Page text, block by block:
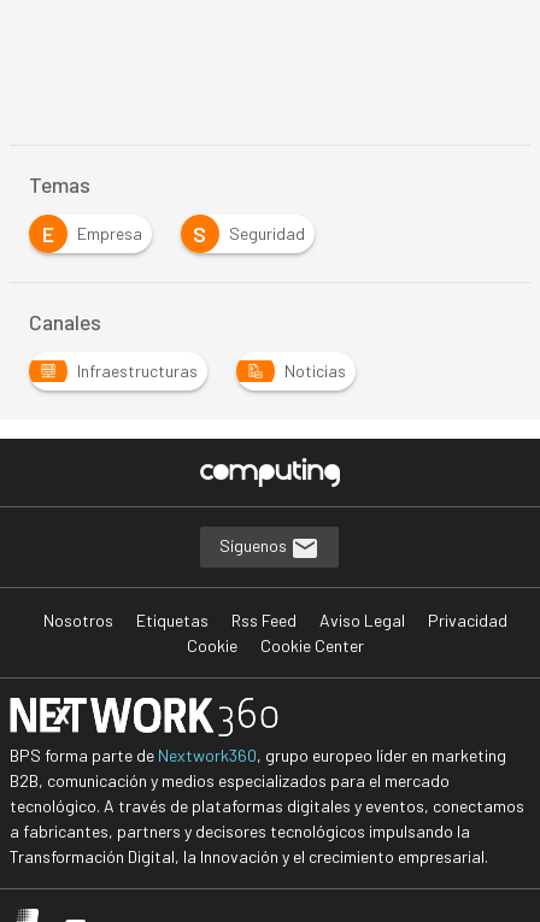
Temas
E
Empresa S Seguridad
Canales
Infraestructuras Noticias
Síguenos
Nosotros Etiquetas Rss Feed Aviso Legal
Privacidad
Cookie
Cookie Center
BPS forma parte de Nextwork360, grupo europeo líder en marketing
B2B, comunicación y medios especializados para el mercado
tecnológico. A través de plataformas digitales y eventos, conectamos
a fabricantes, partners y decisores tecnológicos impulsando la
Transformación Digital, la Innovación y el crecimiento empresarial.